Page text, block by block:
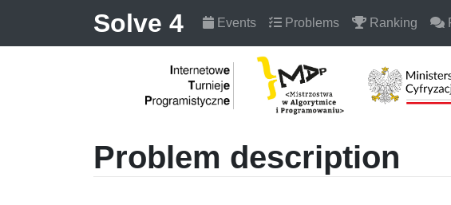
Solve 4 Events Problems Ranking
Problem description